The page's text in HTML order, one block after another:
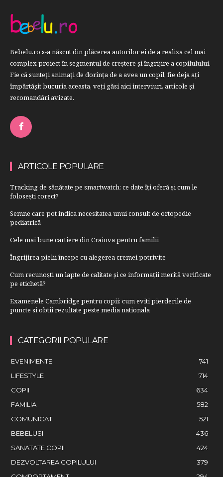
Bebelu.ro s-a născut din plăcerea autorilor ei de a realiza cel mai
complex proiect în segmentul de creştere şi îngrijire a copilulului.
Fie că sunteţi animaţi de dorinţa de a avea un copil, fie deja aţi
împărtăşit bucuria aceasta, veți găsi aici interviuri, articole şi
recomandări avizate.
ARTICOLE POPULARE
Tracking de sănătate pe smartwatch: ce date îți oferă și cum le
folosești corect?
Semne care pot indica necesitatea unui consult de ortopedie
pediatrică
Cele mai bune cartiere din Craiova pentru familii
Îngrijirea pielii începe cu alegerea cremei potrivite
Cum recunoști un lapte de calitate și ce informații merită verificate
pe etichetă?
Examenele Cambridge pentru copii: cum eviti pierderile de
puncte si obtii rezultate peste media nationala
CATEGORII POPULARE
EVENIMENTE
741
LIFESTYLE
714
COPII
634
FAMILIA
582
COMUNICAT
521
BEBELUSI
436
SANATATE COPII
424
DEZVOLTAREA COPILULUI
379